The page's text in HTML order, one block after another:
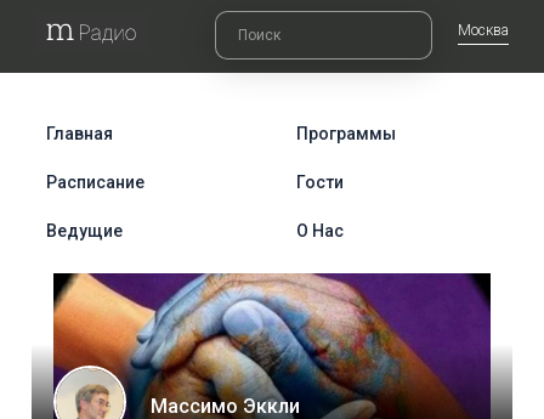
Москва
Главная Программы
Расписание Гости
Ведущие О Нас
Массимо Эккли